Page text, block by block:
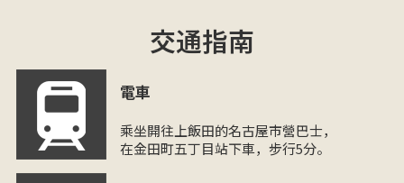
交通指南
電車
乘坐開往上飯田的名古屋市營巴士，
在金田町五丁目站下車，步行5分。